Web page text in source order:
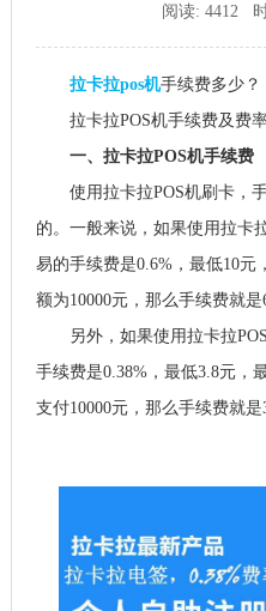
阅读: 4412
拉卡拉pos机手续费多少？
拉卡拉POS机手续费及费
一、拉卡拉POS机手续费
使用拉卡拉POS机刷卡，手
的。一般来说，如果使用拉卡
易的手续费是0.6%，最低10元
额为10000元，那么手续费就是
另外，如果使用拉卡拉POS
手续费是0.38%，最低3.8元，
支付10000元，那么手续费就是